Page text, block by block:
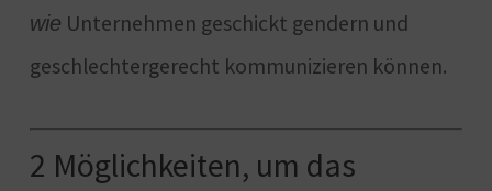
wie Unternehmen geschickt gendern und
geschlechtergerecht kommunizieren können.
2 Möglichkeiten, um das